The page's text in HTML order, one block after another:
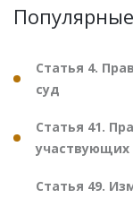
Статья 4.
суд
Статья 41.
участвующих
Статья 49.